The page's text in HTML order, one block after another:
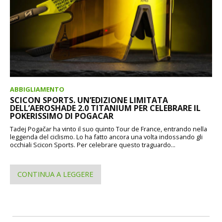
ABBIGLIAMENTO
SCICON SPORTS. UN’EDIZIONE LIMITATA
DELL’AEROSHADE 2.0 TITANIUM PER CELEBRARE IL
POKERISSIMO DI POGACAR
Tadej Pogačar ha vinto il suo quinto Tour de France, entrando nella
leggenda del ciclismo. Lo ha fatto ancora una volta indossando gli
occhiali Scicon Sports. Per celebrare questo traguardo...
CONTINUA A LEGGERE